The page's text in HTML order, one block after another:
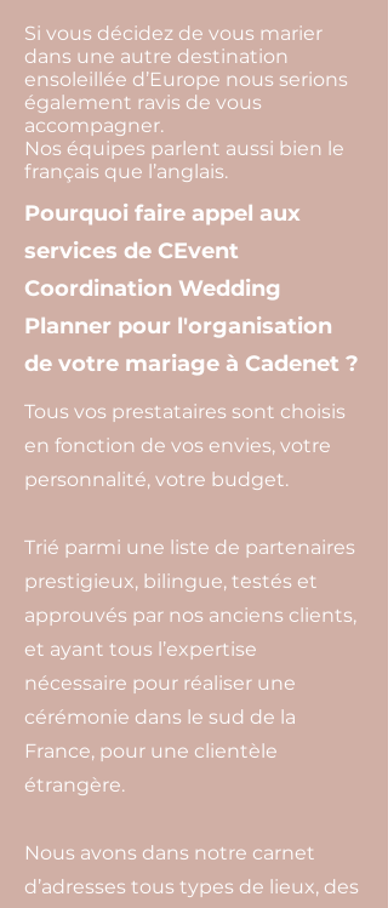
Si vous décidez de vous marier
dans une autre destination
ensoleillée d’Europe nous serions
également ravis de vous
accompagner.
Nos équipes parlent aussi bien le
français que l’anglais.
Pourquoi faire appel aux
services de CEvent
Coordination Wedding
Planner pour l'organisation
de votre mariage à Cadenet ?
Tous vos prestataires sont choisis
en fonction de vos envies, votre
personnalité, votre budget.
Trié parmi une liste de partenaires
prestigieux, bilingue, testés et
approuvés par nos anciens clients,
et ayant tous l’expertise
nécessaire pour réaliser une
cérémonie dans le sud de la
France, pour une clientèle
étrangère.
Nous avons dans notre carnet
d’adresses tous types de lieux, des